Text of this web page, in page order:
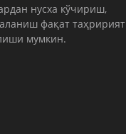
нусха кўчириш,
фақат таҳририят
мумкин.